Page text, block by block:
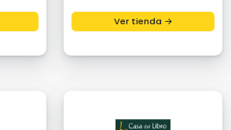
Ver tienda →